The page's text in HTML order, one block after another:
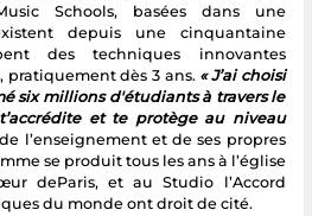
Schools, basées dans une
depuis une cinquantaine
des techniques innovantes
pratiquement dès 3 ans. « J’ai choisi
six millions d'étudiants à travers le
et te protège au niveau
l’enseignement et de ses propres
se produit tous les ans à l’église
deParis, et au Studio l’Accord
du monde ont droit de cité.